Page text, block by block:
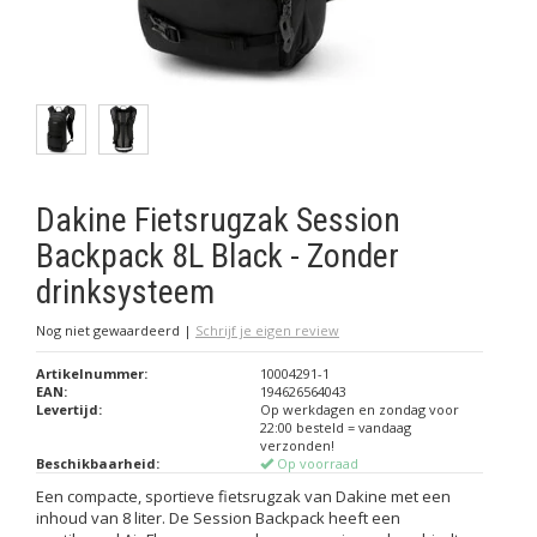
Dakine Fietsrugzak Session
Backpack 8L Black - Zonder
drinksysteem
Nog niet gewaardeerd | Schrijf je eigen review
Artikelnummer:
10004291-1
EAN:
194626564043
Levertijd:
Op werkdagen en zondag voor
22:00 besteld = vandaag
verzonden!
Beschikbaarheid:
Op voorraad
Een compacte, sportieve fietsrugzak van Dakine met een
inhoud van 8 liter. De Session Backpack heeft een